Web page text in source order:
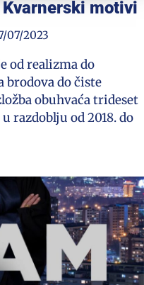
motivi
07/2023
od realizma do
brodova do čiste
obuhvaća trideset
razdoblju od 2018. do